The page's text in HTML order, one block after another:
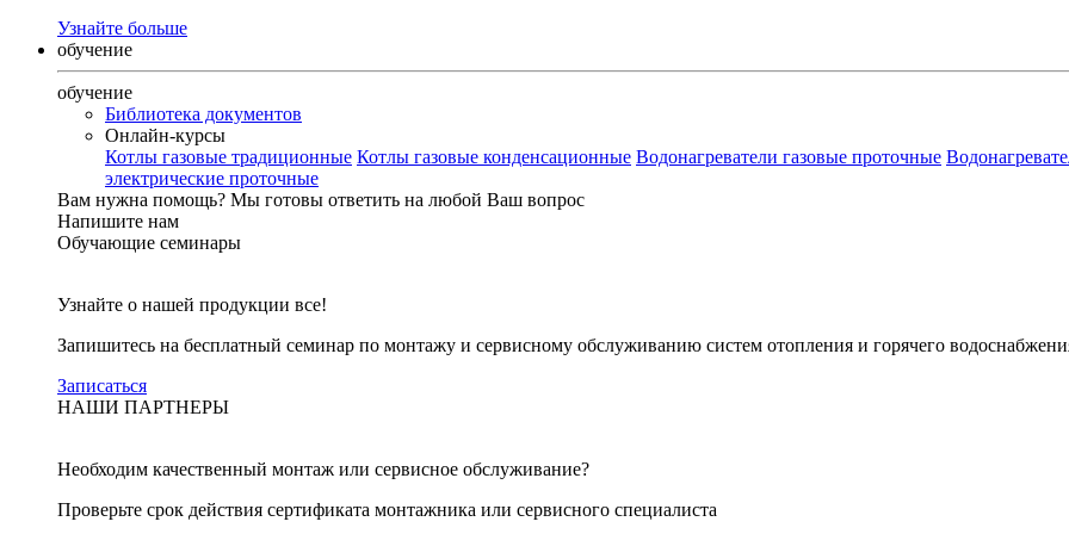
Узнайте больше
обучение
обучение
Библиотека документов
Онлайн-курсы
Котлы газовые традиционные Котлы газовые конденсационные Водонагреватели газовые проточные
электрические проточные
Вам нужна помощь? Мы готовы ответить на любой Ваш вопрос
Напишите нам
Обучающие семинары
Узнайте о нашей продукции все!
Запишитесь на бесплатный семинар по монтажу и сервисному обслуживанию систем отопления и горячего
Записаться
НАШИ ПАРТНЕРЫ
Необходим качественный монтаж или сервисное обслуживание?
Проверьте срок действия сертификата монтажника или сервисного специалиста